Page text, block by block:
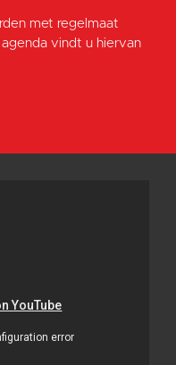
met regelmaat
vindt u hiervan